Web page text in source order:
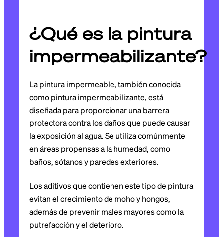
¿Qué es la pintura
impermeabilizante?
La pintura impermeable, también conocida
como pintura impermeabilizante, está
diseñada para proporcionar una barrera
protectora contra los daños que puede causar
la exposición al agua. Se utiliza comúnmente
en áreas propensas a la humedad, como
baños, sótanos y paredes exteriores.
Los aditivos que contienen este tipo de pintura
evitan el crecimiento de moho y hongos,
además de prevenir males mayores como la
putrefacción y el deterioro.